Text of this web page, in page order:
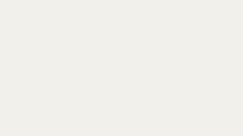
Antoine-